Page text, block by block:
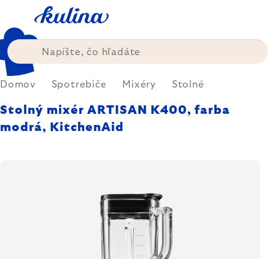
obsah
Domov Spotrebiče Mixéry Stolné
Stolný mixér ARTISAN K400, farba
modrá, KitchenAid